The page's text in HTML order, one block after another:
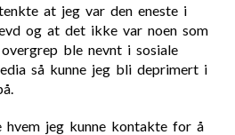
at jeg var den eneste i
og at det ikke var noen som
ble nevnt i sosiale
så kunne jeg bli deprimert i
jeg kunne kontakte for å